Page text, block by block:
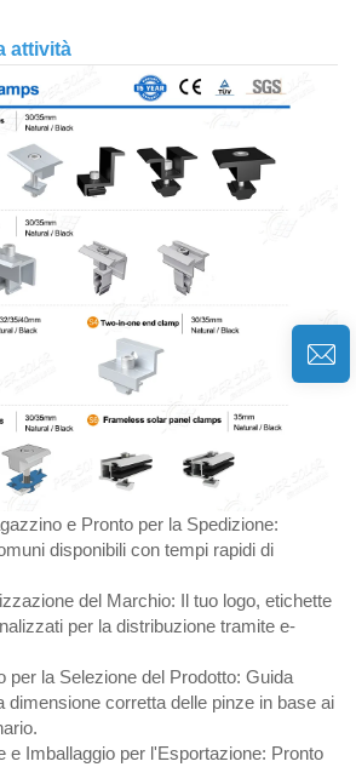
attività
e Pronto per la Spedizione:
disponibili con tempi rapidi di
del Marchio: Il tuo logo, etichette
per la distribuzione tramite e-
per la Selezione del Prodotto: Guida
dimensione corretta delle pinze in base ai
e Imballaggio per l'Esportazione: Pronto